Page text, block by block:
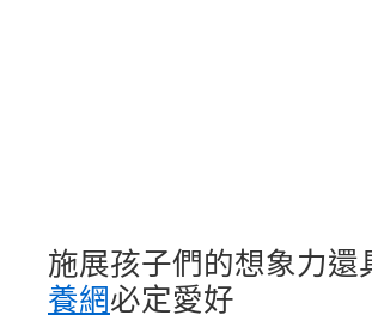
施展孩子們的想象力還
養網必定愛好